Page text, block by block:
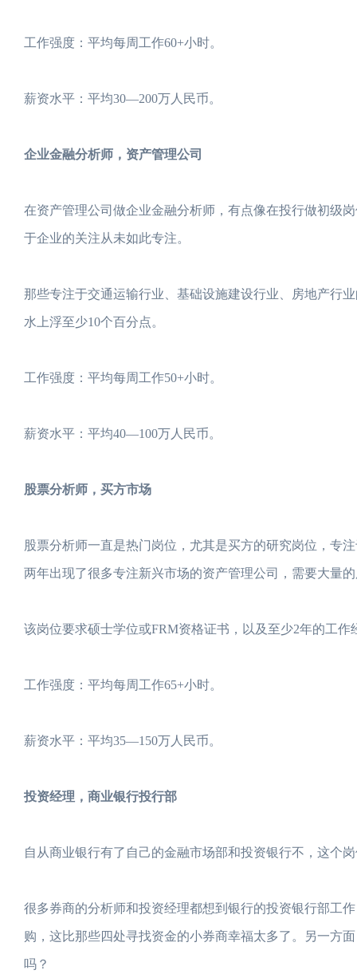
工作强度：平均每周工作60+小时。
薪资水平：平均30—200万人民币。
企业金融分析师，资产管理公司
在资产管理公司做企业金融分析师，有点像在投行做初级
于企业的关注从未如此专注。
那些专注于交通运输行业、基础设施建设行业、房地产行
水上浮至少10个百分点。
工作强度：平均每周工作50+小时。
薪资水平：平均40—100万人民币。
股票分析师，买方市场
股票分析师一直是热门岗位，尤其是买方的研究岗位，专
两年出现了很多专注新兴市场的资产管理公司，需要大量
该岗位要求硕士学位或FRM资格证书，以及至少2年的工
工作强度：平均每周工作65+小时。
薪资水平：平均35—150万人民币。
投资经理，商业银行投行部
自从商业银行有了自己的金融市场部和投资银行不，这个
很多券商的分析师和投资经理都想到银行的投资银行部工
购，这比那些四处寻找资金的小券商幸福太多了。另一方
吗？